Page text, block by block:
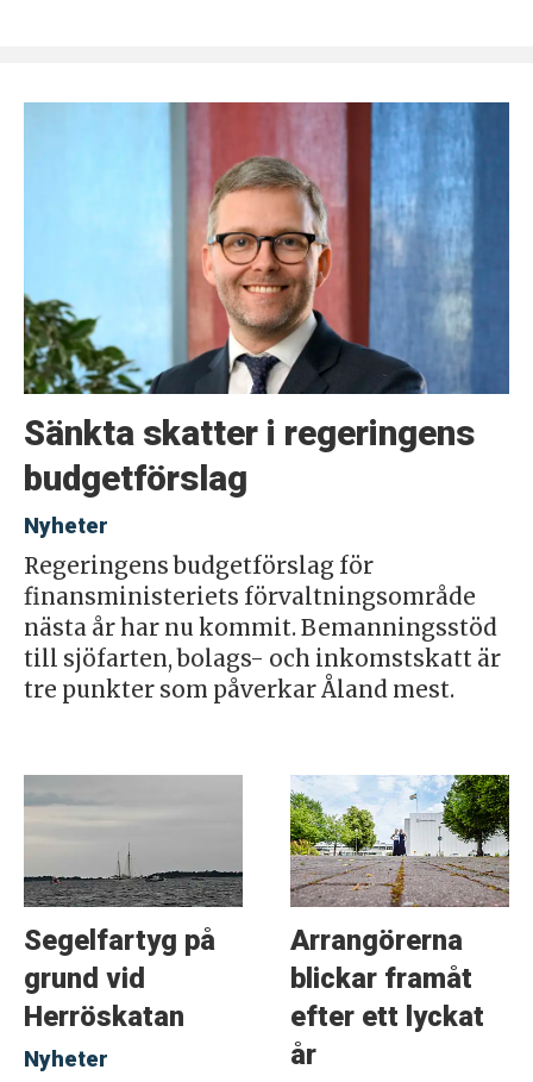
Sänkta skatter i regeringens
budgetförslag
Nyheter
Regeringens budgetförslag för
finansministeriets förvaltningsområde
nästa år har nu kommit. Bemanningsstöd
till sjöfarten, bolags- och inkomstskatt är
tre punkter som påverkar Åland mest.
Segelfartyg på
grund vid
Herröskatan
Nyheter
Arrangörerna
blickar framåt
efter ett lyckat
år